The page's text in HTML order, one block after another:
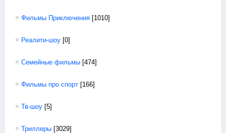
Фильмы Приключения [1010]
Реалити-шоу [0]
Семейные фильмы [474]
Фильмы про спорт [166]
Тв-шоу [5]
Триллеры [3029]